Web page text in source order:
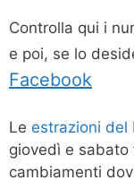
Controlla qui i
e poi, se lo
Facebook
Le estrazioni del
giovedì e sabato
cambiamenti